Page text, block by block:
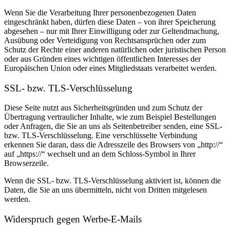
Wenn Sie die Verarbeitung Ihrer personenbezogenen Daten
eingeschränkt haben, dürfen diese Daten – von ihrer Speicherung
abgesehen – nur mit Ihrer Einwilligung oder zur Geltendmachung,
Ausübung oder Verteidigung von Rechtsansprüchen oder zum
Schutz der Rechte einer anderen natürlichen oder juristischen Person
oder aus Gründen eines wichtigen öffentlichen Interesses der
Europäischen Union oder eines Mitgliedstaats verarbeitet werden.
SSL- bzw. TLS-Verschlüsselung
Diese Seite nutzt aus Sicherheitsgründen und zum Schutz der
Übertragung vertraulicher Inhalte, wie zum Beispiel Bestellungen
oder Anfragen, die Sie an uns als Seitenbetreiber senden, eine SSL-
bzw. TLS-Verschlüsselung. Eine verschlüsselte Verbindung
erkennen Sie daran, dass die Adresszeile des Browsers von „http://“
auf „https://“ wechselt und an dem Schloss-Symbol in Ihrer
Browserzeile.
Wenn die SSL- bzw. TLS-Verschlüsselung aktiviert ist, können die
Daten, die Sie an uns übermitteln, nicht von Dritten mitgelesen
werden.
Widerspruch gegen Werbe-E-Mails